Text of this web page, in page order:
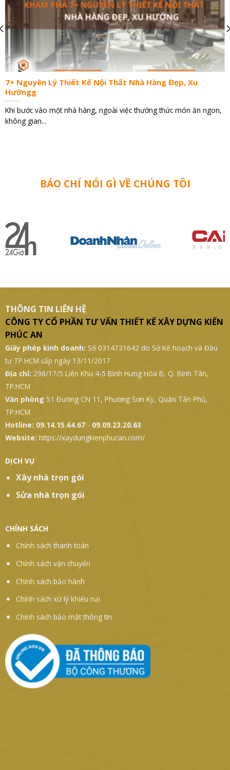
7+ Nguyên Lý Thiết Kế Nội Thất Nhà Hàng Đẹp, Xu
Hướngg
Khi bước vào một nhà hàng, ngoài việc thưởng thức món ăn ngon,
THÔNG TIN LIÊN HỆ
CÔNG TY CỔ PHẦN TƯ VẤN THIẾT KẾ XÂY DỰNG KIẾN
PHÚC AN
Giấy phép kinh doanh: Số 0314731642 do Sở Kế hoạch và Đầu
tư TP.HCM cấp ngày 13/11/2017
Địa chỉ: 298/17/5 Liên Khu 4-5 Bình Hưng Hòa B, Q. Bình Tân,
TP.HCM
Văn phòng 51 Đường CN 11, Phường Sơn Kỳ, Quận Tân Phú,
TP.HCM
Hotline: 09.14.15.64.67
09.09.23.20.63
Website: https://xaydungkienphucan.com/
DỊCH VỤ
Xây nhà trọn gói
Sửa nhà trọn gói
CHÍNH SÁCH
Chính sách thanh toán
Chính sách vận chuyển
Chính sách bảo hành
Chính sách xử lý khiếu nại
Chính sách bảo mật thông tin